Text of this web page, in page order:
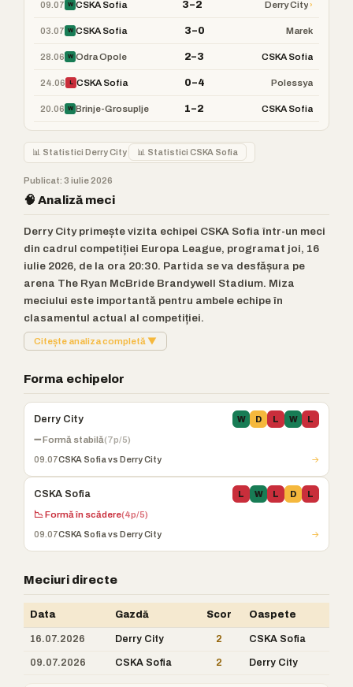
09.07 W CSKA Sofia 3–2 Derry City›
03.07 W CSKA Sofia 3–0 Marek
28.06 W Odra Opole 2–3 CSKA Sofia
24.06 L CSKA Sofia 0–4 Polessya
20.06 W Brinje-Grosuplje 1–2 CSKA Sofia
📊 Statistici Derry City 📊 Statistici CSKA Sofia
Publicat: 3 iulie 2026
🧠 Analiză meci
Derry City primește vizita echipei CSKA Sofia într-un meci
din cadrul competiției Europa League, programat joi, 16
iulie 2026, de la ora 20:30. Partida se va desfășura pe
arena The Ryan McBride Brandywell Stadium. Miza
meciului este importantă pentru ambele echipe în
clasamentul actual al competiției.
Citește analiza completă ▼
Forma echipelor
Derry City W D L W L
➖ Formă stabilă(7p/5)
09.07CSKA Sofia vs Derry City →
CSKA Sofia L W L D L
📉 Formă în scădere(4p/5)
09.07CSKA Sofia vs Derry City →
Meciuri directe
Data Gazdă Scor Oaspete
16.07.2026 Derry City 2 CSKA Sofia
09.07.2026 CSKA Sofia 2 Derry City